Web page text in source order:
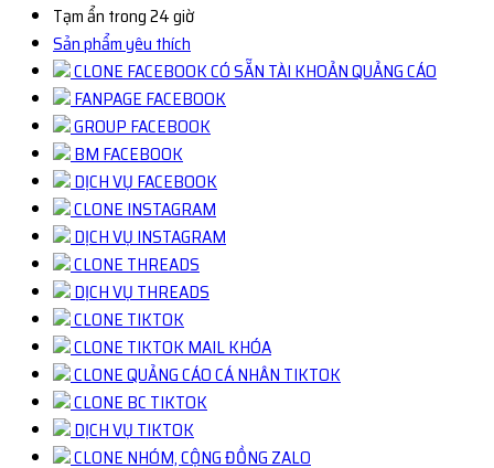
Tạm ẩn trong 24 giờ
Sản phẩm yêu thích
CLONE FACEBOOK CÓ SẴN TÀI KHOẢN QUẢNG CÁO
FANPAGE FACEBOOK
GROUP FACEBOOK
BM FACEBOOK
DỊCH VỤ FACEBOOK
CLONE INSTAGRAM
DỊCH VỤ INSTAGRAM
CLONE THREADS
DỊCH VỤ THREADS
CLONE TIKTOK
CLONE TIKTOK MAIL KHÓA
CLONE QUẢNG CÁO CÁ NHÂN TIKTOK
CLONE BC TIKTOK
DỊCH VỤ TIKTOK
CLONE NHÓM, CỘNG ĐỒNG ZALO